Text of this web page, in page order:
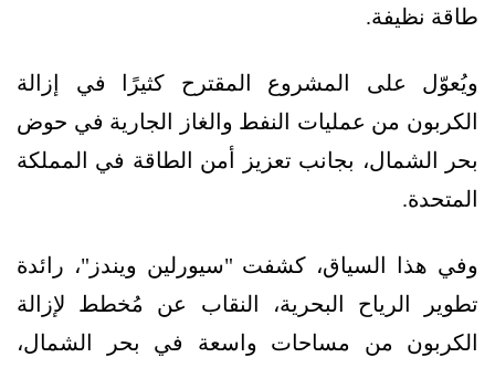
طاقة نظيفة.
ويُعوّل على المشروع المقترح كثيرًا في إزالة
الكربون من عمليات النفط والغاز الجارية في حوض
بحر الشمال، بجانب تعزيز أمن الطاقة في المملكة
المتحدة.
وفي هذا السياق، كشفت "سيورلين ويندز"، رائدة
تطوير الرياح البحرية، النقاب عن مُخطط لإزالة
الكربون من مساحات واسعة في بحر الشمال،